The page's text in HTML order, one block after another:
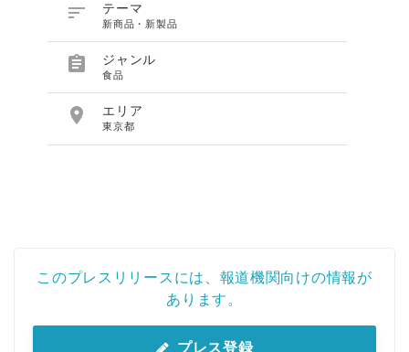
 テーマ
新商品・新製品
 ジャンル
食品
 エリア
東京都
このプレスリリースには、報道機関向けの情報が
あります。
プレス登録